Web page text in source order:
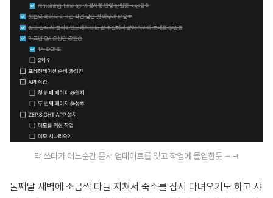
막 쓰다가 어느순간 문서 업데이트를 잊고 작업에 몰입한듯 ㅋㅋ
둘째날 새벽에 조금씩 다들 지쳐서 숙소를 잠시 다녀오기도 하고 샤